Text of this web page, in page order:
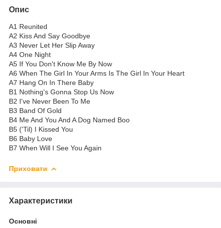
Опис
A1 Reunited
A2 Kiss And Say Goodbye
A3 Never Let Her Slip Away
A4 One Night
A5 If You Don't Know Me By Now
A6 When The Girl In Your Arms Is The Girl In Your Heart
A7 Hang On In There Baby
B1 Nothing's Gonna Stop Us Now
B2 I've Never Been To Me
B3 Band Of Gold
B4 Me And You And A Dog Named Boo
B5 ('Til) I Kissed You
B6 Baby Love
B7 When Will I See You Again
Приховати
Характеристики
Основні